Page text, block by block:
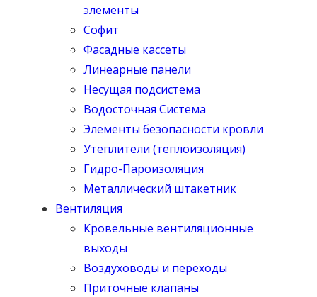
элементы
Софит
Фасадные кассеты
Линеарные панели
Несущая подсистема
Водосточная Система
Элементы безопасности кровли
Утеплители (теплоизоляция)
Гидро-Пароизоляция
Металлический штакетник
Вентиляция
Кровельные вентиляционные
выходы
Воздуховоды и переходы
Приточные клапаны